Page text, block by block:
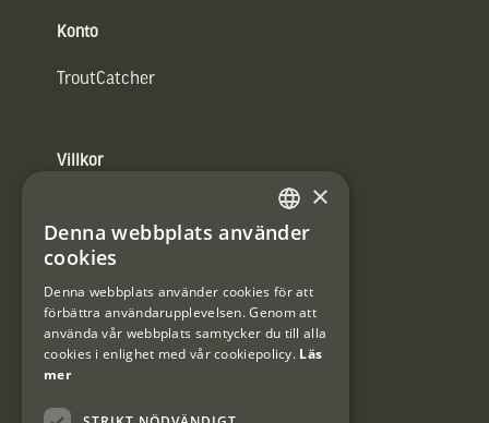
Konto
TroutCatcher
Villkor
Användarvillkor
#Interjaktfamily
Kundklubb
SWEDISH
×
Denna webbplats använder
cookies
Denna webbplats använder cookies för att
förbättra användarupplevelsen. Genom att
använda vår webbplats samtycker du till alla
cookies i enlighet med vår cookiepolicy. Läs
mer